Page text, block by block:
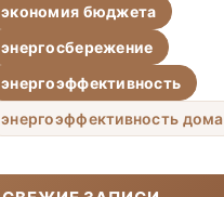
экономия бюджета
энергосбережение
энергоэффективность
энергоэффективность дома